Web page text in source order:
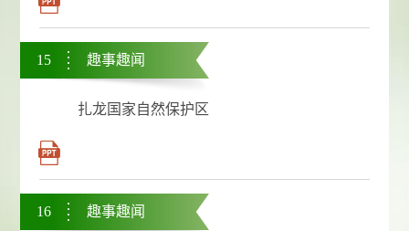
15 趣事趣闻
扎龙国家自然保护区
16 趣事趣闻